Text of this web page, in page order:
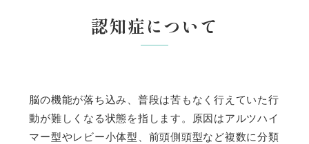
認知症について
脳の機能が落ち込み、普段は苦もなく行えていた行
動が難しくなる状態を指します。原因はアルツハイ
マー型やレビー小体型、前頭側頭型など複数に分類